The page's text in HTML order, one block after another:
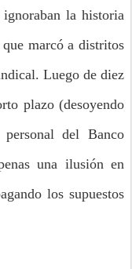
la historia
marcó a distritos
Luego de diez
plazo (desoyendo
del Banco
una ilusión en
los supuestos